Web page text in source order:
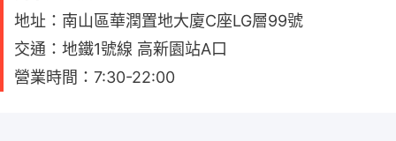
地址：南山區華潤置地大廈C座LG層99號
交通：地鐵1號線 高新園站A口
營業時間：7:30-22:00